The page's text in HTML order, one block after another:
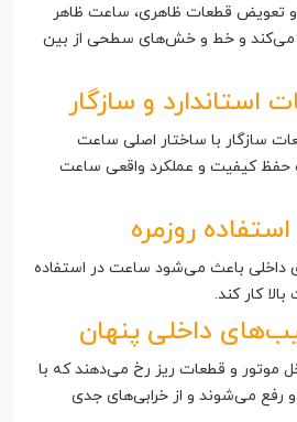
تعویض قطعات ظاهری، ساعت ظاهر
می‌کند و خط و خش‌های سطحی از بین
استاندارد و سازگار
سازگار با ساختار اصلی ساعت
حفظ کیفیت و عملکرد واقعی ساعت
روزمره
داخلی باعث می‌شود ساعت در استفاده
کار کند.
داخلی پنهان
موتور و قطعات ریز رخ می‌دهند که با
می‌شوند و از خرابی‌های جدی